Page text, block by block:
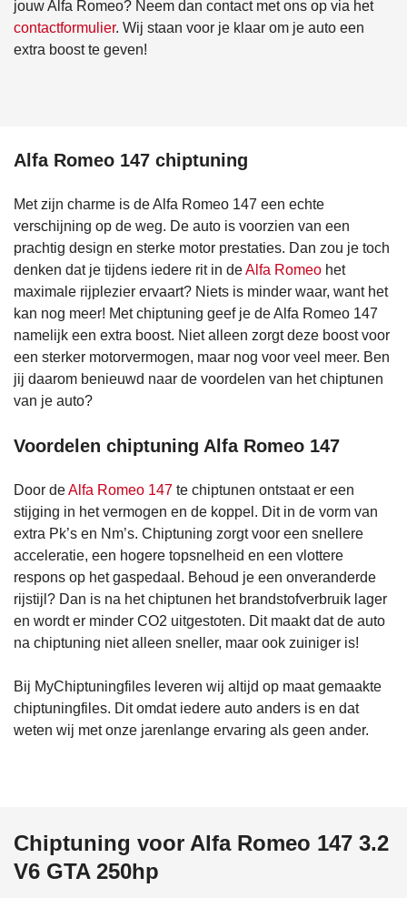
Alfa Romeo 147 chiptuning
Met zijn charme is de Alfa Romeo 147 een echte
verschijning op de weg. De auto is voorzien van een
prachtig design en sterke motor prestaties. Dan zou je toch
denken dat je tijdens iedere rit in deAlfa Romeo het
maximale rijplezier ervaart? Niets is minder waar, want het
kan nog meer! Met chiptuning geef je de Alfa Romeo 147
namelijk een extra boost. Niet alleen zorgt deze boost voor
een sterker motorvermogen, maar nog voor veel meer. Ben
jij daarom benieuwd naar de voordelen van het chiptunen
van je auto?
Voordelen chiptuning Alfa Romeo 147
Door deAlfa Romeo 147 te chiptunen ontstaat er een
stijging in het vermogen en de koppel. Dit in de vorm van
extra Pk’s en Nm’s. Chiptuning zorgt voor een snellere
acceleratie, een hogere topsnelheid en een vlottere
respons op het gaspedaal. Behoud je een onveranderde
rijstijl? Dan is na het chiptunen het brandstofverbruik lager
en wordt er minder CO2 uitgestoten. Dit maakt dat de auto
na chiptuning niet alleen sneller, maar ook zuiniger is!
Bij MyChiptuningfiles leveren wij altijd op maat gemaakte
chiptuningfiles. Dit omdat iedere auto anders is en dat
weten wij met onze jarenlange ervaring als geen ander.
jouw Alfa Romeo? Neem dan contact met ons op via het
contactformulier. Wij staan voor je klaar om je auto een
extra boost te geven!
Chiptuning voor Alfa Romeo 147 3.2
V6 GTA 250hp